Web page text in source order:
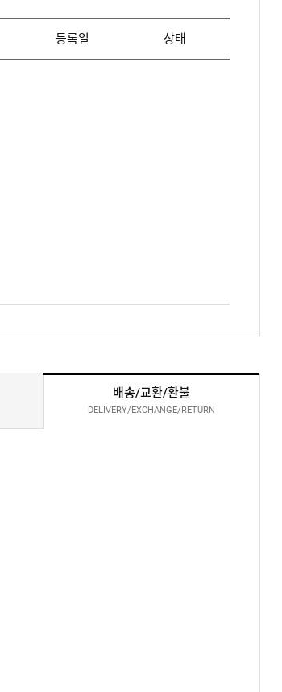
등록일 상태
배송/교환/환불
DELIVERY/EXCHANGE/RETURN